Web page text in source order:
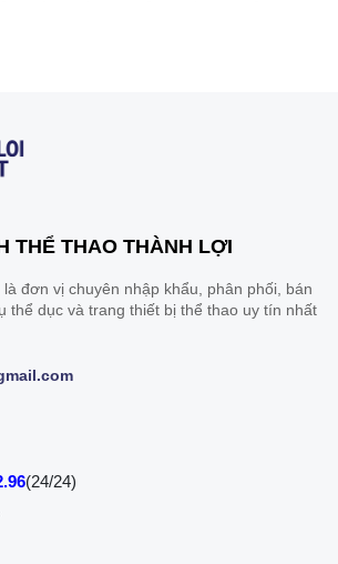
THỂ THAO THÀNH LỢI
đơn vị chuyên nhập khẩu, phân phối, bán
thể dục và trang thiết bị thể thao uy tín nhất
(24/24)